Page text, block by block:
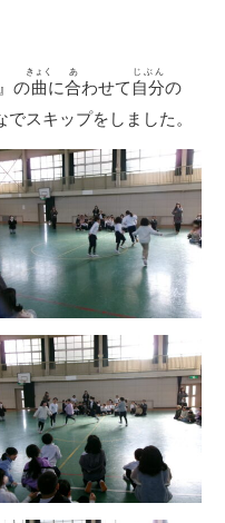
』の曲
きょく
に合
あ
わせて 自分
じぶん
の
でスキップをしました。